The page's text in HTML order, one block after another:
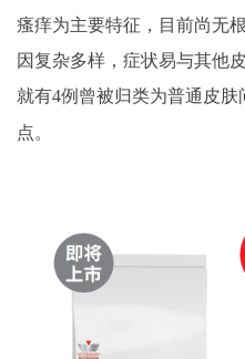
瘙痒为主要特征，目前尚无
因复杂多样，症状易与其他
就有4例曾被归类为普通皮肤
点。